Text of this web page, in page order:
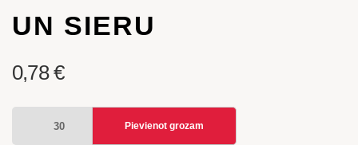
UN SIERU
0,78€
Pievienot grozam